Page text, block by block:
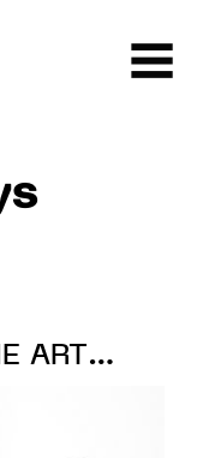
ART
5